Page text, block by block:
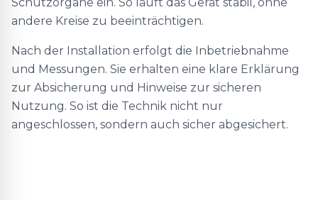
andere Kreise zu beeinträchtigen.
Nach der Installation erfolgt die Inbetriebnahme
und Messungen. Sie erhalten eine klare Erklärung
zur Absicherung und Hinweise zur sicheren
Nutzung. So ist die Technik nicht nur
angeschlossen, sondern auch sicher abgesichert.